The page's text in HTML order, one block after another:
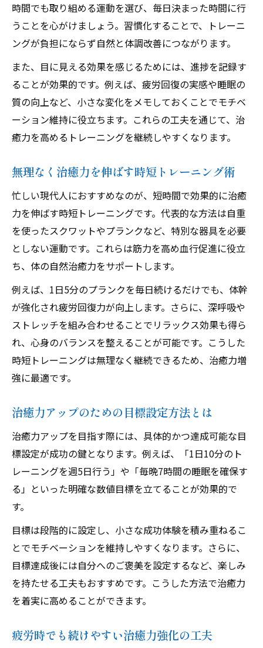
時間でも取り組める運動を選び、毎日決まった時間に行
うことを心がけましょう。習慣化することで、トレーニ
ングが負担にならず自然と体調改善につながります。
また、目に見える効果を感じるためには、進捗を記録す
ることが効果的です。例えば、疲労回復の実感や睡眠の
質の向上など、小さな変化をメモしておくことでモチベ
ーション維持に役立ちます。これらの工夫を通じて、治
癒力を高めるトレーニングを継続しやすくなります。
無理なく治癒力を伸ばす時短トレーニング術
忙しい現代人におすすめなのが、短時間で効果的に治癒
力を伸ばす時短トレーニングです。代表的な方法は自重
を使ったスクワットやプランクなど、特別な器具を必要
としない運動です。これらは筋力を高め血行促進に役立
ち、体の自然治癒力をサポートします。
例えば、1日5分のプランクを毎日続けるだけでも、体幹
が強化され疲労回復力が向上します。さらに、深呼吸や
ストレッチを組み合わせることでリラックス効果も得ら
れ、心身のバランスを整えることが可能です。こうした
時短トレーニングは無理なく継続できるため、治癒力増
強に最適です。
治癒力アップのための目標設定方法とは
治癒力アップを目指す際には、具体的かつ達成可能な目
標設定が成功の鍵となります。例えば、「1日10分のト
レーニングを週5日行う」や「毎晩7時間の睡眠を確保す
る」といった明確な数値目標を立てることが効果的で
す。
目標は段階的に設定し、小さな成功体験を積み重ねるこ
とでモチベーションを維持しやすくなります。さらに、
目標達成後には自分へのご褒美を設定するなど、楽しみ
を持たせる工夫もおすすめです。こうした方法で治癒力
を着実に高めることができます。
疲労時でも続けやすい治癒力強化の工夫